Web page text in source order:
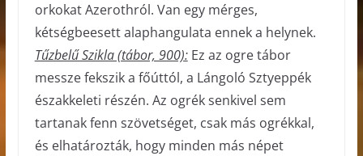
orkokat Azerothról. Van egy mérges,
kétségbeesett alaphangulata ennek a helynek.
Tűzbelű Szikla (tábor, 900):Ez az ogre tábor
messze fekszik a főúttól, a Lángoló Sztyeppék
északkeleti részén. Az ogrék senkivel sem
tartanak fenn szövetséget, csak más ogrékkal,
és elhatározták, hogy minden más népet